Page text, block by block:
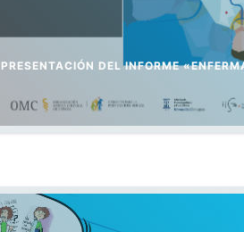
PRESENTACIÓN DEL INFORME